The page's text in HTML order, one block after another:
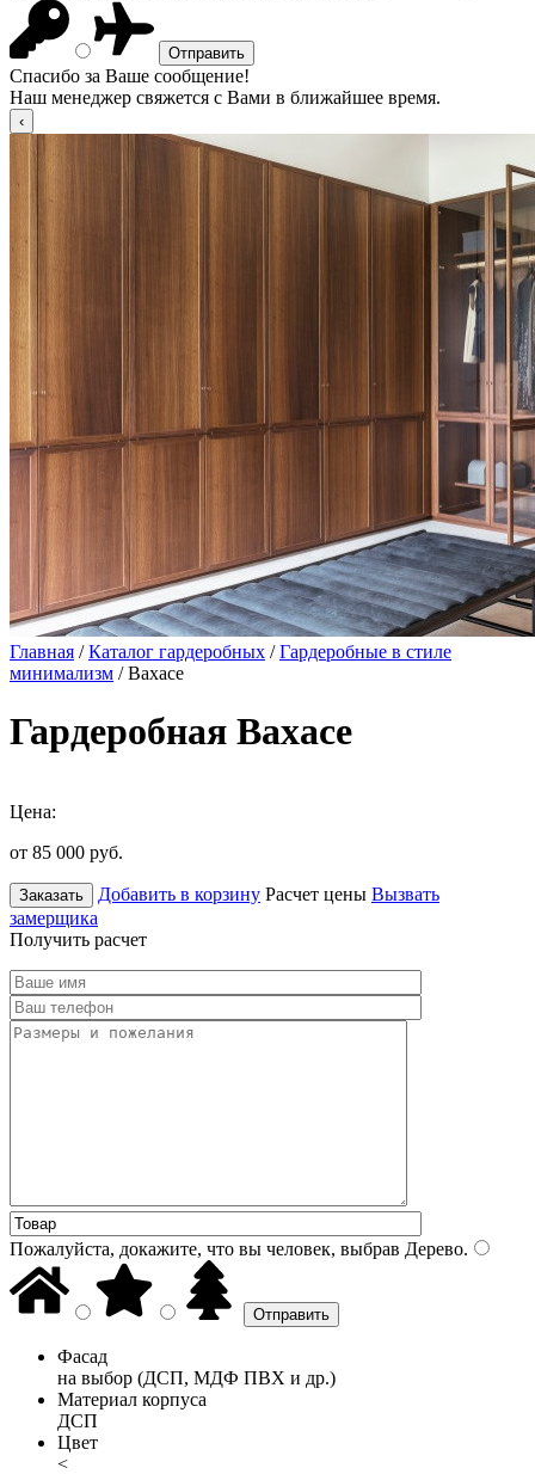
Спасибо за Ваше сообщение!
Наш менеджер свяжется с Вами в ближайшее время.
Главная /Каталог гардеробных /Гардеробные в стиле
минимализм / Вахасе
Гардеробная Вахасе
Цена:
от 85 000 руб.
Заказать Добавить в корзину Расчет цены Вызвать
замерщика
Получить расчет
Пожалуйста, докажите, что вы человек, выбрав Дерево.
Фасад
на выбор (ДСП, МДФ ПВХ и др.)
Материал корпуса
ДСП
Цвет
<